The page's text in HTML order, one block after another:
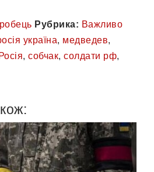
Рубрика: Важливо
україна, медведев,
Росія, собчак, солдати рф,